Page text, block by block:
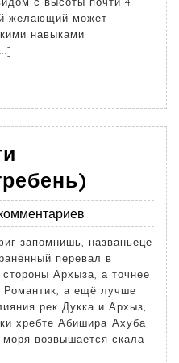
желающий может
навыками
запомнишь, названьеце
перевал в
Архыза, а точнее
Романтик, а ещё лучше
рек Дукка и Архыз,
хребте Абишира-Ахуба
возвышается скала